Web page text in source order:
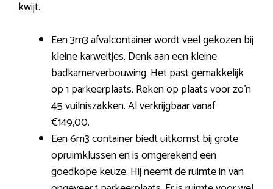
kwijt.
Een 3m3 afvalcontainer wordt veel gekozen bij
kleine karweitjes. Denk aan een kleine
badkamerverbouwing. Het past gemakkelijk
op 1 parkeerplaats. Reken op plaats voor zo’n
45 vuilniszakken. Al verkrijgbaar vanaf
€149,00.
Een 6m3 container biedt uitkomst bij grote
opruimklussen en is omgerekend een
goedkope keuze. Hij neemt de ruimte in van